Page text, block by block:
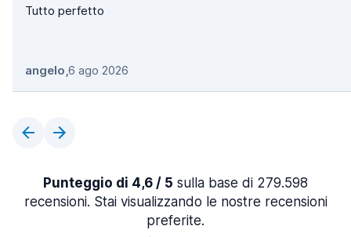
Tutto perfetto
angelo,6 ago 2026
Punteggio di 4,6 / 5 sulla base di 279.598
recensioni. Stai visualizzando le nostre recensioni
preferite.